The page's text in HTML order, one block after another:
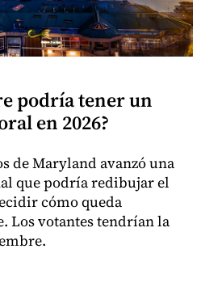
podría tener un
en 2026?
de Maryland avanzó una
que podría redibujar el
cómo queda
Los votantes tendrían la